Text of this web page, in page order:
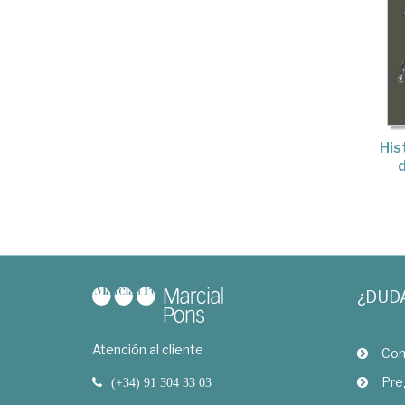
Atención al cliente
(+34) 91 304 33 03